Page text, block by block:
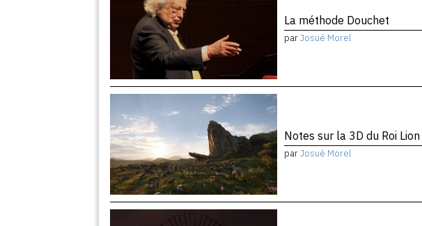
La méthode Douchet
parJosué Morel
Notes sur la 3D du Roi Lion
parJosué Morel